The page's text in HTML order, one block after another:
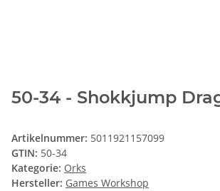
50-34 - Shokkjump
Artikelnummer: 5011921157099
GTIN: 50-34
Kategorie: Orks
Hersteller: Games Workshop